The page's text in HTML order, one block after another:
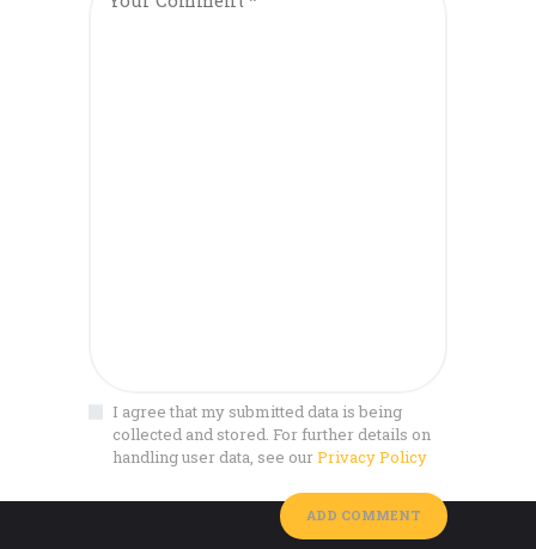
I agree that my submitted data is being
collected and stored. For further details on
handling user data, see ourPrivacy Policy